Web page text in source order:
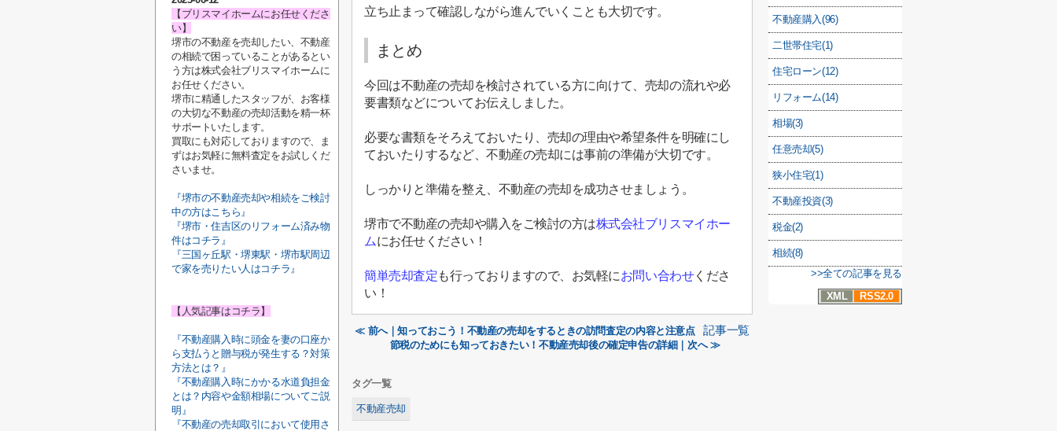
立ち止まって確認しながら進んでいくことも大切です。
まとめ
今回は不動産の売却を検討されている方に向けて、売却の流れや必
要書類などについてお伝えしました。
必要な書類をそろえておいたり、売却の理由や希望条件を明確にし
ておいたりするなど、不動産の売却には事前の準備が大切です。
しっかりと準備を整え、不動産の売却を成功させましょう。
堺市で不動産の売却や購入をご検討の方は株式会社ブリスマイホー
ムにお任せください！
簡単売却査定も行っておりますので、お気軽にお問い合わせくださ
い！
≪ 前へ｜知っておこう！不動産の売却をするときの訪問査定の内容と注意点 記事一覧
節税のためにも知っておきたい！不動産売却後の確定申告の詳細｜次へ ≫
タグ一覧
不動産売却
不動産購入(96)
二世帯住宅(1)
住宅ローン(12)
リフォーム(14)
相場(3)
任意売却(5)
狭小住宅(1)
不動産投資(3)
税金(2)
相続(8)
>>全ての記事を見る
XML
RSS2.0
【ブリスマイホームにお任せくださ
い】
堺市の不動産を売却したい、不動産
の相続で困っていることがあるとい
う方は株式会社ブリスマイホームに
お任せください。
堺市に精通したスタッフが、お客様
の大切な不動産の売却活動を精一杯
サポートいたします。
買取にも対応しておりますので、ま
ずはお気軽に無料査定をお試しくだ
さいませ。
『堺市の不動産売却や相続をご検討
中の方はこちら』
『堺市・住吉区のリフォーム済み物
件はコチラ』
『三国ヶ丘駅・堺東駅・堺市駅周辺
で家を売りたい人はコチラ』
【人気記事はコチラ】
『不動産購入時に頭金を妻の口座か
ら支払うと贈与税が発生する？対策
方法とは？』
『不動産購入時にかかる水道負担金
とは？内容や金額相場についてご説
明』
『不動産の売却取引において使用さ